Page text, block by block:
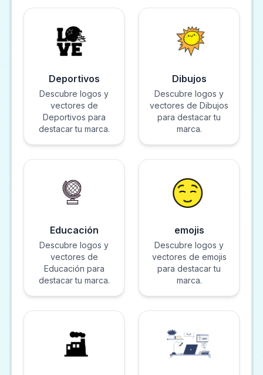
Deportivos
Descubre logos y
vectores de
Deportivos para
destacar tu marca.
Dibujos
Descubre logos y
vectores de Dibujos
para destacar tu
marca.
Educación
Descubre logos y
vectores de
Educación para
destacar tu marca.
emojis
Descubre logos y
vectores de emojis
para destacar tu
marca.